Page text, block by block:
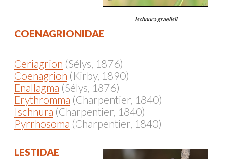
Ischnura graellsii
COENAGRIONIDAE
Ceriagrion (Sélys, 1876)
Coenagrion (Kirby, 1890)
Enallagma (Sélys, 1876)
Erythromma (Charpentier, 1840)
Ischnura (Charpentier, 1840)
Pyrrhosoma (Charpentier, 1840)
LESTIDAE